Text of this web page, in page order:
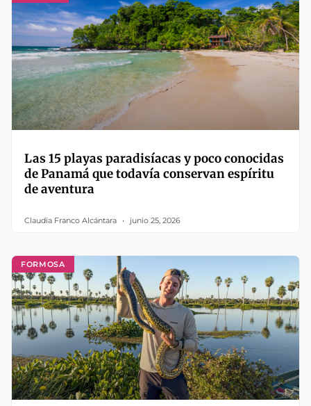
Las 15 playas paradisíacas y poco conocidas
de Panamá que todavía conservan espíritu
de aventura
Claudia Franco Alcántara junio 25, 2026
FORMOSA